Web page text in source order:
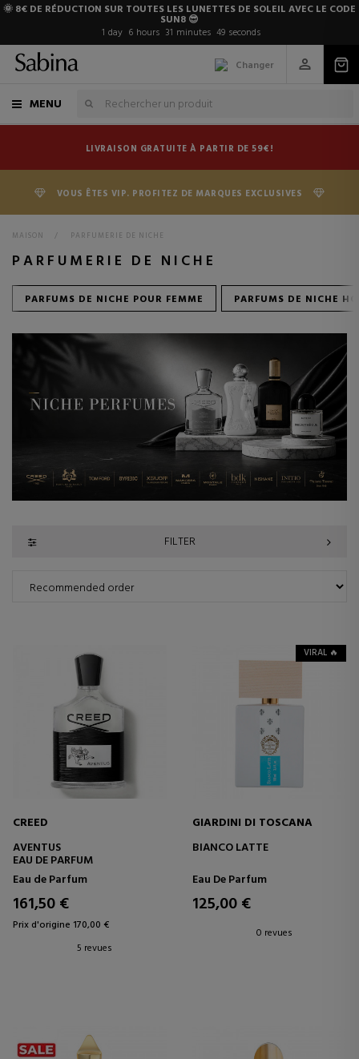
🌞 8€ DE RÉDUCTION SUR TOUTES LES LUNETTES DE SOLEIL AVEC LE CODE
SUN8 😎
1 day 6 hours 31 minutes 48 seconds
Changer
MENU
LIVRAISON GRATUITE À PARTIR DE 59€!
VOUS ÊTES VIP. PROFITEZ DE MARQUES EXCLUSIVES
MAISON > PARFUMERIE DE NICHE
PARFUMERIE DE NICHE
PARFUMS DE NICHE POUR FEMME PARFUMS DE NICHE
FILTER
CREED
AVENTUS
EAU DE PARFUM
Eau de Parfum
161,50 €
Prix d'origine 170,00 €
5 revues
VIRAL 🔥
GIARDINI DI TOSCANA
BIANCO LATTE
Eau De Parfum
125,00 €
0 revues